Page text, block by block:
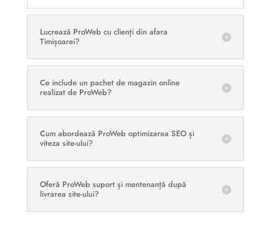
Lucrează ProWeb cu clienți din afara
Timișoarei?
Ce include un pachet de magazin online
realizat de ProWeb?
Cum abordează ProWeb optimizarea SEO și
viteza site-ului?
Oferă ProWeb suport și mentenanță după
livrarea site-ului?